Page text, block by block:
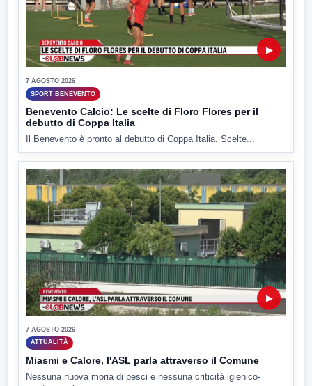
▶
7 AGOSTO 2026
SPORT BENEVENTO
Benevento Calcio: Le scelte di Floro Flores per il
debutto di Coppa Italia
Il Benevento è pronto al debutto di Coppa Italia. Scelte...
▶
7 AGOSTO 2026
ATTUALITÀ
Miasmi e Calore, l'ASL parla attraverso il Comune
Nessuna nuova moria di pesci e nessuna criticità igienico-